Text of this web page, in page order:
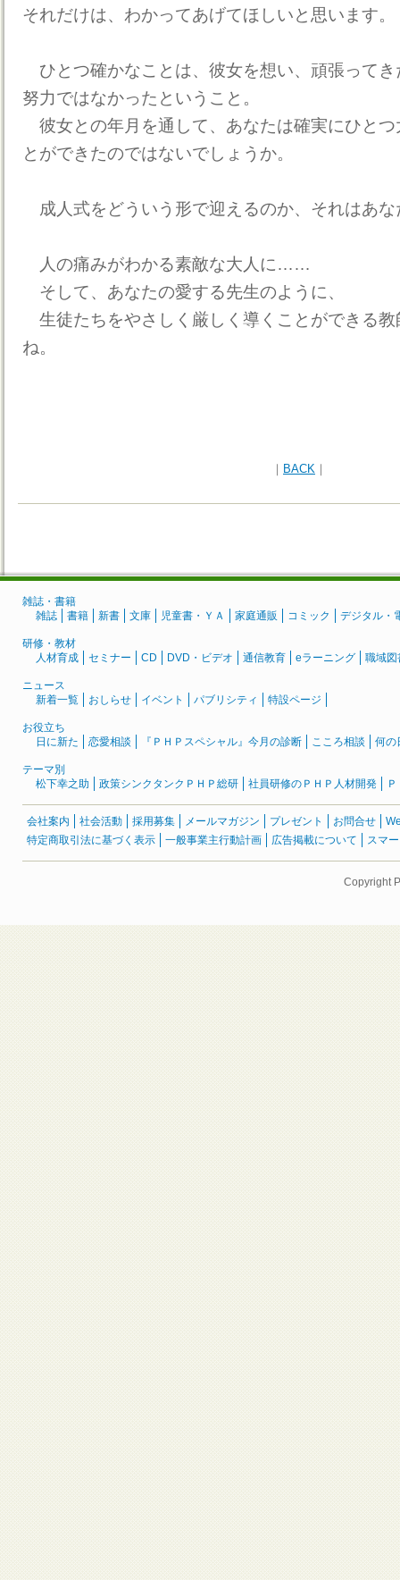
それだけは、わかってあげてほしいと思います。
ひとつ確かなことは、彼女を想い、頑張って
努力ではなかったということ。
彼女との年月を通して、あなたは確実にひと
とができたのではないでしょうか。
成人式をどういう形で迎えるのか、それはあ
人の痛みがわかる素敵な大人に……
そして、あなたの愛する先生のように、
生徒たちをやさしく厳しく導くことができる教
ね。
｜ BACK ｜
雑誌・書籍
雑誌
書籍 新書 文庫 児童書・ＹＡ 家庭通販 コミック デジタル・
研修・教材
人材育成
セミナー CD DVD・ビデオ 通信教育 eラーニング 職域図
ニュース
新着一覧
おしらせ イベント パブリシティ 特設ページ
お役立ち
日に新た
恋愛相談 『ＰＨＰスペシャル』今月の診断 こころ相談 何の
テーマ別
松下幸之助
政策シンクタンクＰＨＰ総研 社員研修のＰＨＰ人材開発
会社案内 社会活動 採用募集 メールマガジン プレゼント お問合せ
特定商取引法に基づく表示
一般事業主行動計画 広告掲載について スマ
Copyright